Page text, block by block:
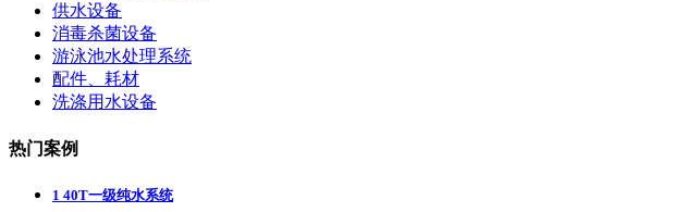
供水设备
消毒杀菌设备
游泳池水处理系统
配件、耗材
洗涤用水设备
热门案例
1 40T一级纯水系统